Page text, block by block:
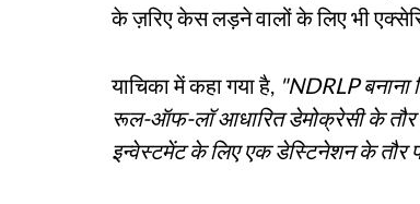
के ज़रिए केस लड़ने वालों के लिए भी
याचिका में कहा गया है, "NDRLP बनाना
रूल-ऑफ-लॉ आधारित डेमोक्रेसी के तौर
इन्वेस्टमेंट के लिए एक डेस्टिनेशन के तौर